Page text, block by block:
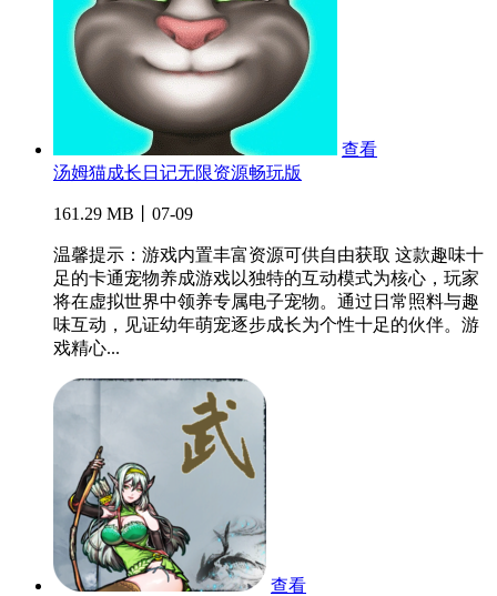
查看
汤姆猫成长日记无限资源畅玩版
161.29 MB丨07-09
温馨提示：游戏内置丰富资源可供自由获取 这款趣味十
足的卡通宠物养成游戏以独特的互动模式为核心，玩家
将在虚拟世界中领养专属电子宠物。通过日常照料与趣
味互动，见证幼年萌宠逐步成长为个性十足的伙伴。游
戏精心...
查看